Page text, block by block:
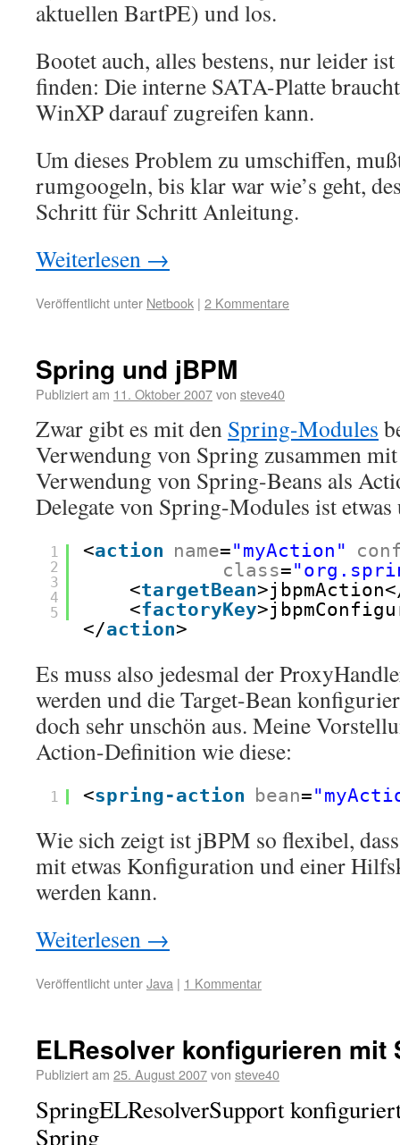
aktuellen BartPE) und los.
Bootet auch, alles bestens, nur leider
finden: Die interne SATA-Platte
WinXP darauf zugreifen kann.
Um dieses Problem zu umschiffen,
rumgoogeln, bis klar war wie’s geht,
Schritt für Schritt Anleitung.
Weiterlesen →
Veröffentlicht unter Netbook | 2 Kommentare
Spring und jBPM
Publiziert am 11. Oktober 2007von steve40
Zwar gibt es mit den Spring-Modules
Verwendung von Spring zusammen
Verwendung von Spring-Beans als
Delegate von Spring-Modules ist
1
2
3
4
5
<action name="myAction"
class=
<targetBean
<factoryKey
</action>
Es muss also jedesmal der
werden und die Target-Bean
doch sehr unschön aus. Meine
Action-Definition wie diese:
1 <spring-action bean=
Wie sich zeigt ist jBPM so flexibel,
mit etwas Konfiguration und einer
werden kann.
Weiterlesen →
Veröffentlicht unterJava | 1 Kommentar
ELResolver konfigurieren mit
Publiziert am 25. August 2007von steve40
SpringELResolverSupport
Spring